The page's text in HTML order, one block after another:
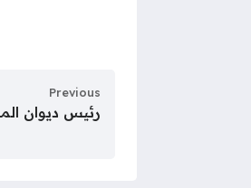
Previous
رئيس ديوان